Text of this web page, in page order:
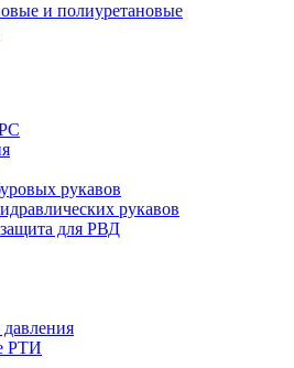
и полиуретановые
рукавов
рукавов
для РВД
РТИ